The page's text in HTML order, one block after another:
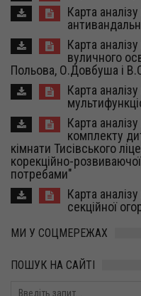
Карта
Карта
вуличного
Польова, О.Довбуша і
Карта
Карта
комплекту
кімнати Тисівського
корекційно-
потребами"
Карта
секційної
МИ У СОЦМЕРЕЖАХ
ПОШУК НА САЙТІ